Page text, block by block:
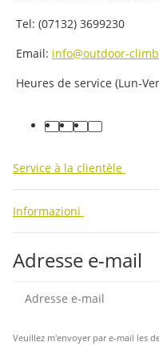
Tel: (07132) 3699230
Email: info@outdoor-
Heures de service (Lun-
facebook
youtube
instagram
tiktok
Service à la clientèle
Informazioni
Adresse e-mail
Veuillez m'envoyer par e-mail les